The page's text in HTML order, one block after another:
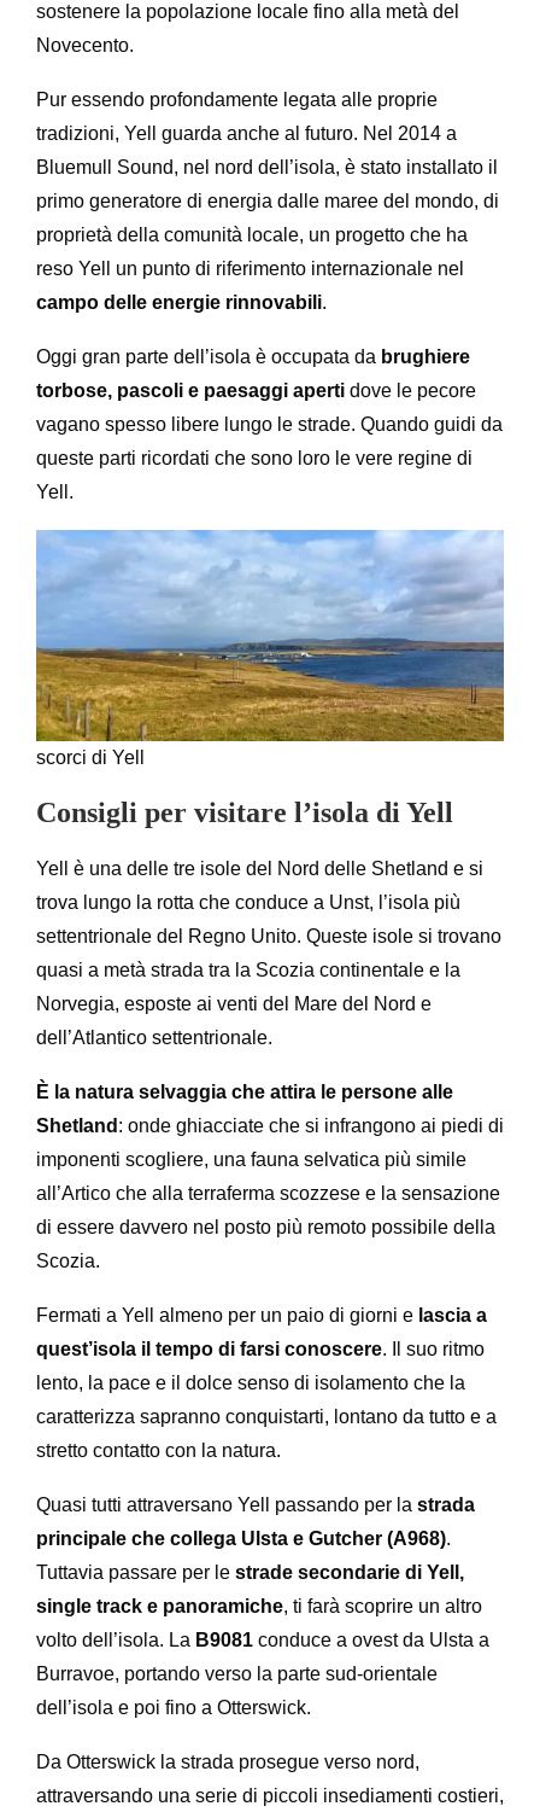
sostenere la popolazione locale fino alla metà del
Novecento.
Pur essendo profondamente legata alle proprie
tradizioni, Yell guarda anche al futuro. Nel 2014 a
Bluemull Sound, nel nord dell’isola, è stato installato il
primo generatore di energia dalle maree del mondo, di
proprietà della comunità locale, un progetto che ha
reso Yell un punto di riferimento internazionale nel
campo delle energie rinnovabili.
Oggi gran parte dell’isola è occupata da brughiere
torbose, pascoli e paesaggi aperti dove le pecore
vagano spesso libere lungo le strade. Quando guidi da
queste parti ricordati che sono loro le vere regine di
Yell.
scorci di Yell
Consigli per visitare l’isola di Yell
Yell è una delle tre isole del Nord delle Shetland e si
trova lungo la rotta che conduce a Unst, l’isola più
settentrionale del Regno Unito. Queste isole si trovano
quasi a metà strada tra la Scozia continentale e la
Norvegia, esposte ai venti del Mare del Nord e
dell’Atlantico settentrionale.
È la natura selvaggia che attira le persone alle
Shetland : onde ghiacciate che si infrangono ai piedi di
imponenti scogliere, una fauna selvatica più simile
all’Artico che alla terraferma scozzese e la sensazione
di essere davvero nel posto più remoto possibile della
Scozia.
Fermati a Yell almeno per un paio di giorni e lascia a
quest’isola il tempo di farsi conoscere. Il suo ritmo
lento, la pace e il dolce senso di isolamento che la
caratterizza sapranno conquistarti, lontano da tutto e a
stretto contatto con la natura.
Quasi tutti attraversano Yell passando per la strada
principale che collega Ulsta e Gutcher (A968).
Tuttavia passare per le strade secondarie di Yell,
single track e panoramiche, ti farà scoprire un altro
volto dell’isola. La B9081 conduce a ovest da Ulsta a
Burravoe, portando verso la parte sud-orientale
dell’isola e poi fino a Otterswick.
Da Otterswick la strada prosegue verso nord,
attraversando una serie di piccoli insediamenti costieri,